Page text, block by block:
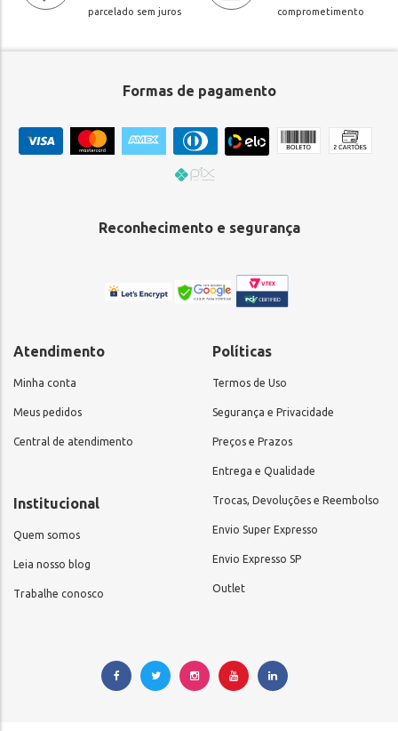
parcelado sem juros
comprometimento
Formas de pagamento
Reconhecimento e segurança
Atendimento
Minha conta
Meus pedidos
Central de atendimento
Institucional
Quem somos
Leia nosso blog
Trabalhe conosco
Políticas
Termos de Uso
Segurança e Privacidade
Preços e Prazos
Entrega e Qualidade
Trocas, Devoluções e Reembolso
Envio Super Expresso
Envio Expresso SP
Outlet